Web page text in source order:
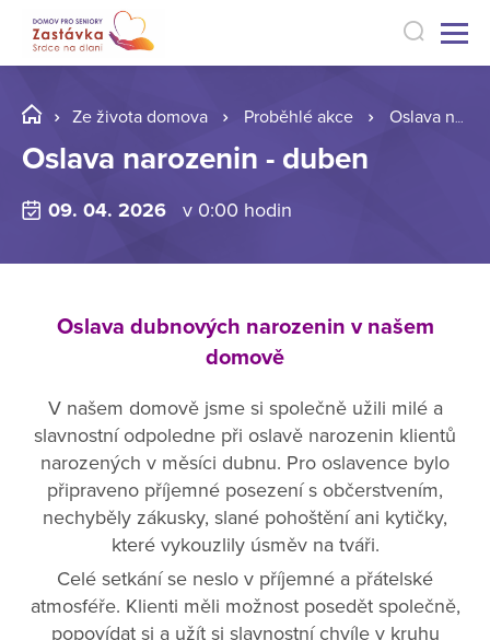
Ze života domova Proběhlé akce Oslava narozenin - duben
Oslava narozenin - duben
09. 04. 2026 v 0:00 hodin
Oslava dubnových narozenin v našem
domově
V našem domově jsme si společně užili milé a
slavnostní odpoledne při oslavě narozenin klientů
narozených v měsíci dubnu. Pro oslavence bylo
připraveno příjemné posezení s občerstvením,
nechyběly zákusky, slané pohoštění ani kytičky,
které vykouzlily úsměv na tváři.
Celé setkání se neslo v příjemné a přátelské
atmosféře. Klienti měli možnost posedět společně,
popovídat si a užít si slavnostní chvíle v kruhu